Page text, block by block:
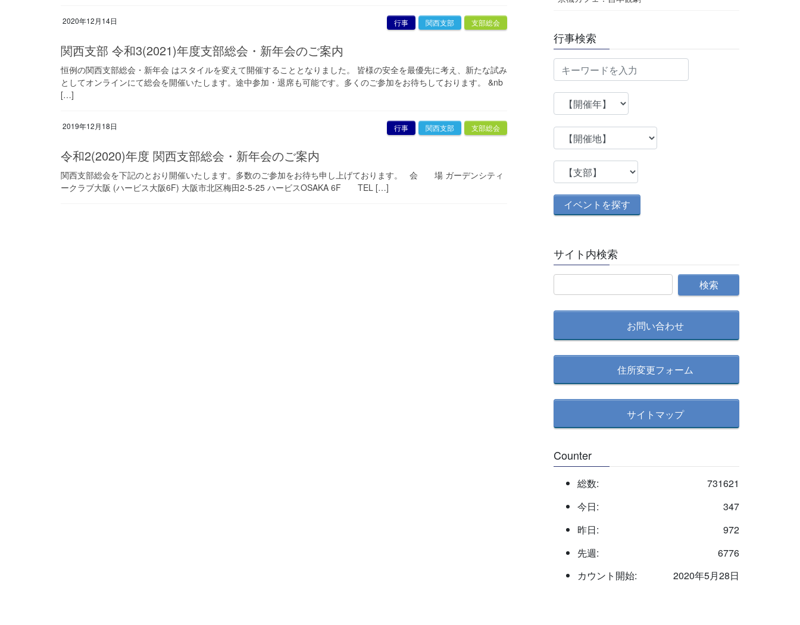
2020年12月14日 支部総会
関西支部
行事
関西支部 令和3(2021)年度支部総会・新年会のご案内
恒例の関西支部総会・新年会 はスタイルを変えて開催することとなりました。 皆様の安全を最優先に考え、新たな試み
としてオンラインにて総会を開催いたします。途中参加・退席も可能です。多くのご参加をお待ちしております。 &nb
[…]
2019年12月18日 支部総会
関西支部
行事
令和2(2020)年度 関西支部総会・新年会のご案内
関西支部総会を下記のとおり開催いたします。多数のご参加をお待ち申し上げております。 会 場 ガーデンシティ
ークラブ大阪 (ハービス大阪6F) 大阪市北区梅田2-5-25 ハービスOSAKA 6F TEL […]
行事検索
サイト内検索
お問い合わせ
住所変更フォーム
サイトマップ
Counter
731621
総数:
347
今日:
972
昨日:
6776
先週:
2020年5月28日
カウント開始: